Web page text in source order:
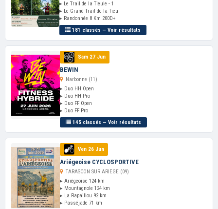
▸ Le Trail de la Tieule - 1
▸ Le Grand Trail de la Tieu
▸ Randonnée 8 Km 200D+
181 classés — Voir résultats
Sam 27 Jun
BEWIN
Narbonne (11)
▸ Duo HH Open
▸ Duo HH Pro
▸ Duo FF Open
▸ Duo FF Pro
145 classés — Voir résultats
Ven 26 Jun
Ariégeoise CYCLOSPORTIVE
TARASCON SUR ARIEGE (09)
▸ Ariégeoise 124 km
▸ Mountagnole 124 km
▸ La Rapaillou 92 km
▸ Passéjade 71 km